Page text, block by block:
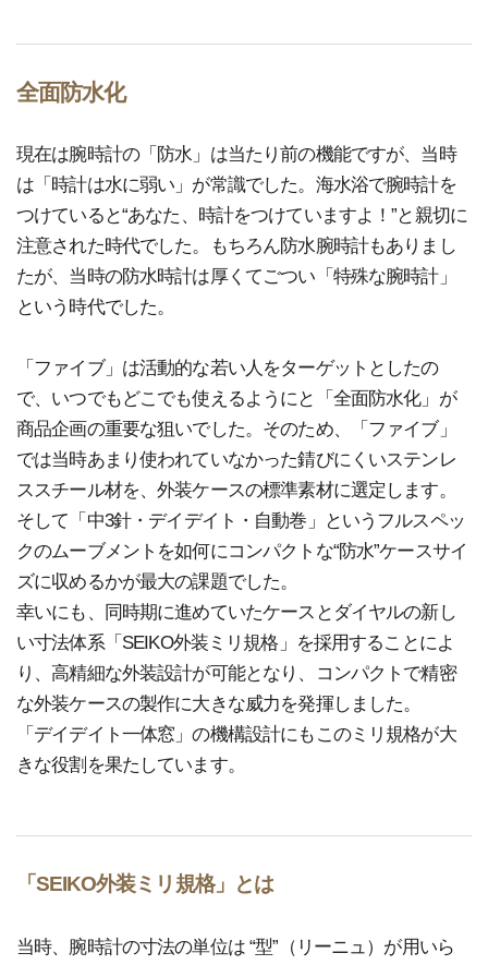
全面防水化
現在は腕時計の「防水」は当たり前の機能ですが、当時
は「時計は水に弱い」が常識でした。海水浴で腕時計を
つけていると“あなた、時計をつけていますよ！”と親切に
注意された時代でした。もちろん防水腕時計もありまし
たが、当時の防水時計は厚くてごつい「特殊な腕時計」
という時代でした。
「ファイブ」は活動的な若い人をターゲットとしたの
で、いつでもどこでも使えるようにと「全面防水化」が
商品企画の重要な狙いでした。そのため、「ファイブ」
では当時あまり使われていなかった錆びにくいステンレ
ススチール材を、外装ケースの標準素材に選定します。
そして「中3針・デイデイト・自動巻」というフルスペッ
クのムーブメントを如何にコンパクトな“防水”ケースサイ
ズに収めるかが最大の課題でした。
幸いにも、同時期に進めていたケースとダイヤルの新し
い寸法体系「SEIKO外装ミリ規格」を採用することによ
り、高精細な外装設計が可能となり、コンパクトで精密
な外装ケースの製作に大きな威力を発揮しました。
「デイデイト一体窓」の機構設計にもこのミリ規格が大
きな役割を果たしています。
「SEIKO外装ミリ規格」とは
当時、腕時計の寸法の単位は “型”（リーニュ）が用いら